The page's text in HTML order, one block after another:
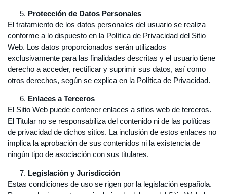
Protección de Datos Personales
El tratamiento de los datos personales del usuario se realiza
conforme a lo dispuesto en la Política de Privacidad del Sitio
Web. Los datos proporcionados serán utilizados
exclusivamente para las finalidades descritas y el usuario tiene
derecho a acceder, rectificar y suprimir sus datos, así como
otros derechos, según se explica en la Política de Privacidad.
Enlaces a Terceros
El Sitio Web puede contener enlaces a sitios web de terceros.
El Titular no se responsabiliza del contenido ni de las políticas
de privacidad de dichos sitios. La inclusión de estos enlaces no
implica la aprobación de sus contenidos ni la existencia de
ningún tipo de asociación con sus titulares.
Legislación y Jurisdicción
Estas condiciones de uso se rigen por la legislación española.